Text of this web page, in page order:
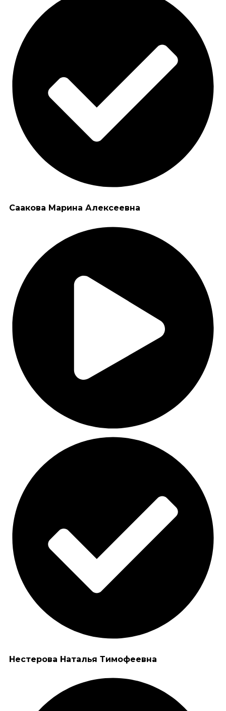
Саакова Марина Алексеевна
Нестерова Наталья Тимофеевна